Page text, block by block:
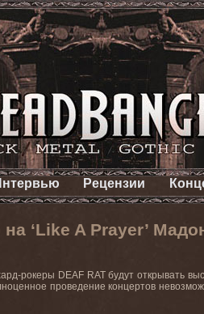
Рецензии
на ‘Like A Prayer’
рокеры DEAF RAT будут открывать
проведение концертов